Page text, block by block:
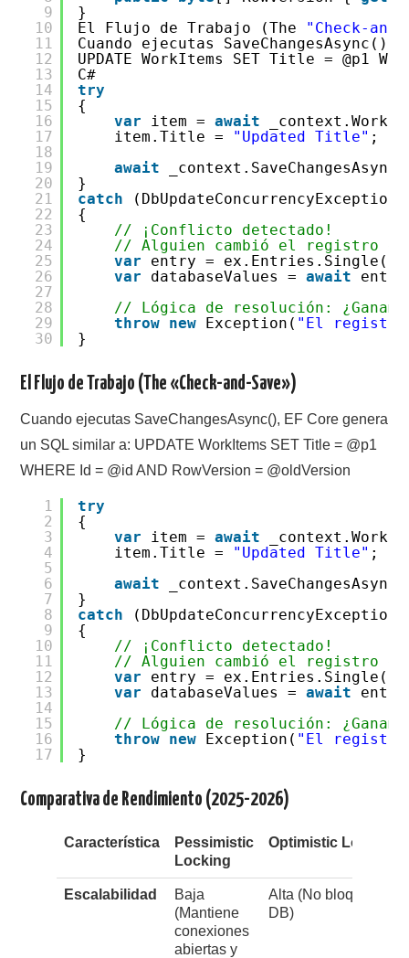
9
10
11
12
13
14
15
16
17
18
19
20
21
22
23
24
25
26
27
28
29
30
}
El Flujo de Trabajo (The "Check-
Cuando ejecutas
UPDATE WorkItems SET Title = @p1
C#
try
{
var
item =await
item.Title = "Updated Title" ;
await
}
catch
(DbUpdateConcurrencyException
{
// ¡Conflicto detectado!
// Alguien cambió el registro
var
entry = ex.Entries.Single();
var
databaseValues =await
// Lógica de resolución:
throw new Exception( "El registro
}
El Flujo de Trabajo (The «Check-and-Save»)
Cuando ejecutas SaveChangesAsync(), EF Core genera
un SQL similar a: UPDATE WorkItems SET Title = @p1
WHERE Id = @id AND RowVersion = @oldVersion
1
2
3
4
5
6
7
8
9
10
11
12
13
14
15
16
17
try
{
var
item =await
item.Title = "Updated Title" ;
await
}
catch
(DbUpdateConcurrencyException
{
// ¡Conflicto detectado!
// Alguien cambió el registro
var
entry = ex.Entries.Single();
var
databaseValues =await
// Lógica de resolución:
throw new Exception( "El registro
}
Comparativa de Rendimiento (2025-2026)
Característica
Pessimistic
Locking
Optimistic Locking
Escalabilidad
Baja
(Mantiene
conexiones
abiertas y
Alta (No bloquea
DB)